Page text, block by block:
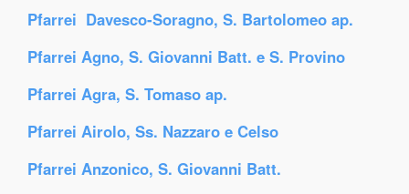
Pfarrei Davesco-Soragno, S. Bartolomeo ap.
Pfarrei Agno, S. Giovanni Batt. e S. Provino
Pfarrei Agra, S. Tomaso ap.
Pfarrei Airolo, Ss. Nazzaro e Celso
Pfarrei Anzonico, S. Giovanni Batt.